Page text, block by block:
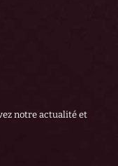
notre actualité et